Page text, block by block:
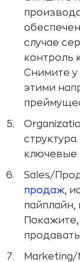
случае
контроль
Снимите у
этими
ключевые
Sales/
продаж,
пайплайн,